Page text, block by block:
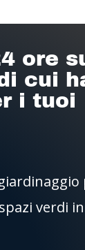
ore
cui
i tuoi
verdi